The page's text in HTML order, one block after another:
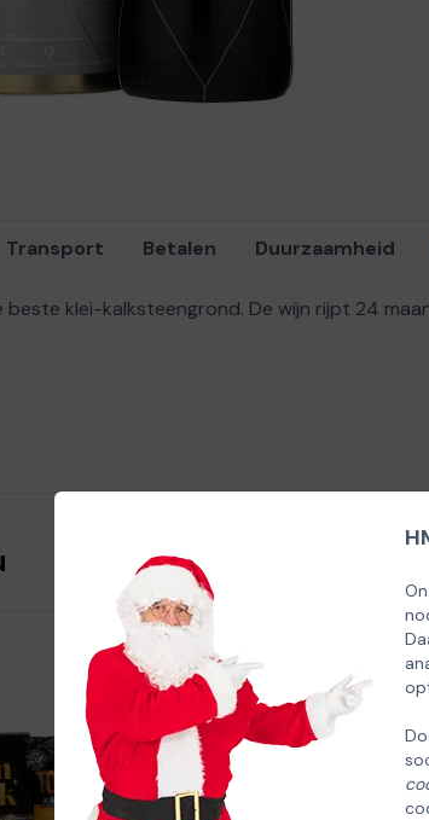
Transport Betalen Duurzaamheid
klei-kalksteengrond. De wijn rijpt 24